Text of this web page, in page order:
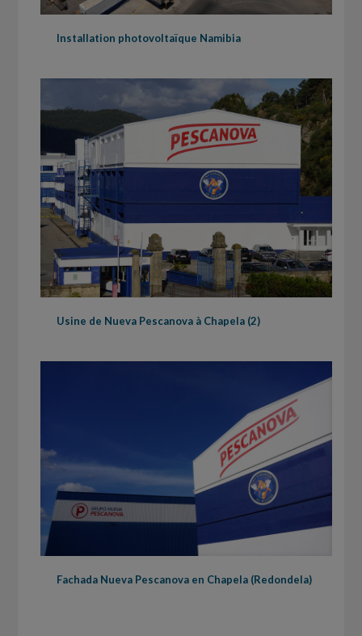
Installation photovoltaïque Namibia
Usine de Nueva Pescanova à Chapela (2)
Fachada Nueva Pescanova en Chapela (Redondela)